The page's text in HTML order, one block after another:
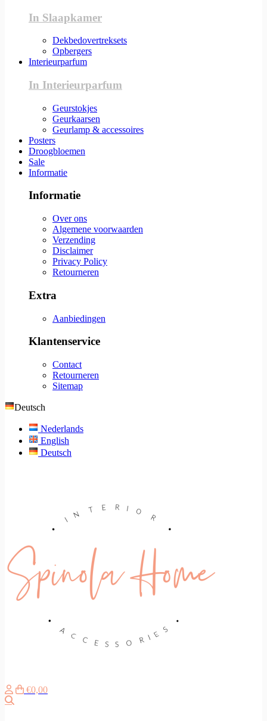
In Slaapkamer
Dekbedovertreksets
Opbergers
Interieurparfum
In Interieurparfum
Geurstokjes
Geurkaarsen
Geurlamp & accessoires
Posters
Droogbloemen
Sale
Informatie
Informatie
Over ons
Algemene voorwaarden
Verzending
Disclaimer
Privacy Policy
Retourneren
Extra
Aanbiedingen
Klantenservice
Contact
Retourneren
Sitemap
Deutsch
Nederlands
English
Deutsch
€0,00